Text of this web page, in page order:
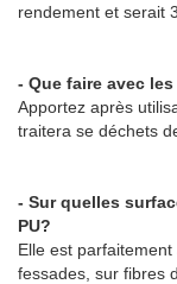
rendement et serait
- Que faire avec
Apportez après
traitera se déchets
- Sur quelles
PU?
Elle est
fessades, sur fibres